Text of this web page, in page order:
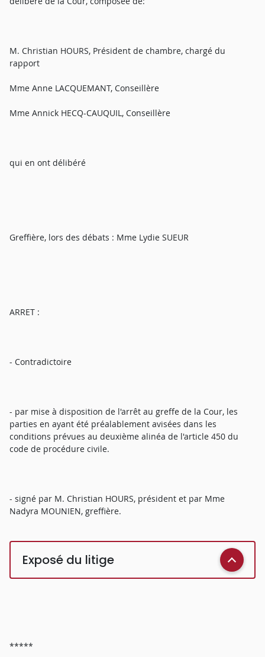
M. Christian HOURS, Président de chambre, chargé du
rapport
Mme Anne LACQUEMANT, Conseillère
Mme Annick HECQ-CAUQUIL, Conseillère
qui en ont délibéré
Greffière, lors des débats : Mme Lydie SUEUR
ARRET :
- Contradictoire
- par mise à disposition de l'arrêt au greffe de la Cour, les
parties en ayant été préalablement avisées dans les
conditions prévues au deuxième alinéa de l'article 450 du
code de procédure civile.
- signé par M. Christian HOURS, président et par Mme
Nadyra MOUNIEN, greffière.
Exposé du litige
*****